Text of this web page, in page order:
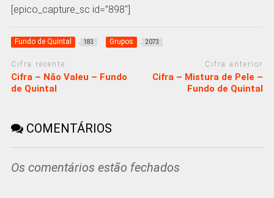
[epico_capture_sc id=”898″]
Fundo de Quintal 183 Grupos 2073
Cifra recente
Cifra – Não Valeu – Fundo
de Quintal
Cifra anterior
Cifra – Mistura de Pele –
Fundo de Quintal
COMENTÁRIOS
Os comentários estão fechados